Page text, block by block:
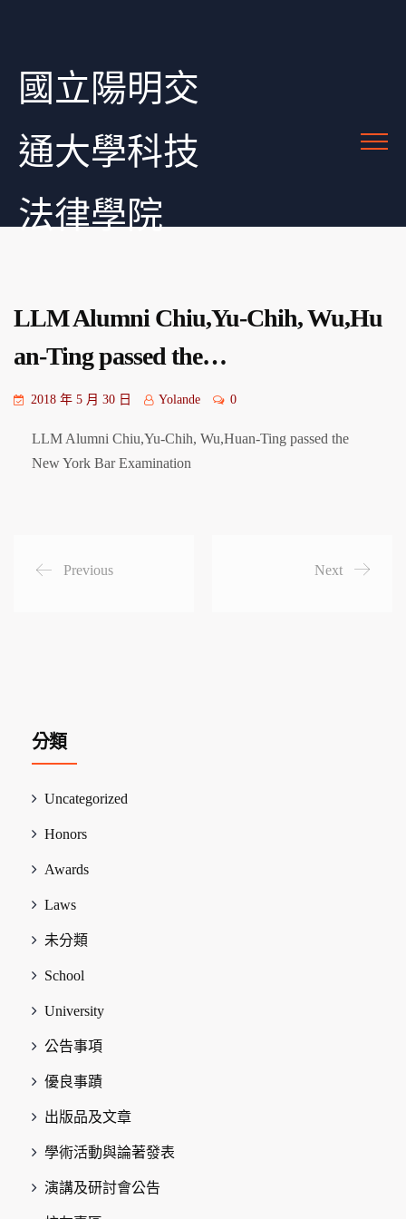
國立陽明交
通大學科技
法律學院
LLM Alumni Chiu,Yu-Chih, Wu,Hu
an-Ting passed the…
2018 年 5 月 30 日 Yolande 0
LLM Alumni Chiu,Yu-Chih, Wu,Huan-Ting passed the
New York Bar Examination
Previous Next
分類
Uncategorized
Honors
Awards
Laws
未分類
School
University
公告事項
優良事蹟
出版品及文章
學術活動與論著發表
演講及研討會公告